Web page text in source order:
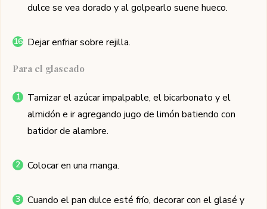
dulce se vea dorado y al golpearlo suene hueco.
Dejar enfriar sobre rejilla.
Para el glaseado
Tamizar el azúcar impalpable, el bicarbonato y el
almidón e ir agregando jugo de limón batiendo con
batidor de alambre.
Colocar en una manga.
Cuando el pan dulce esté frío, decorar con el glasé y